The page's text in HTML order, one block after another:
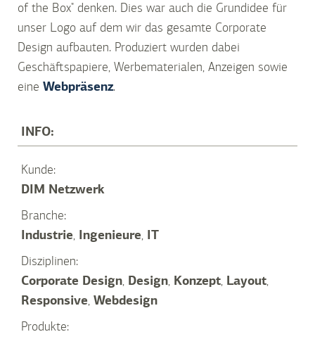
of the Box" denken. Dies war auch die Grundidee für
unser Logo auf dem wir das gesamte Corporate
Design aufbauten. Produziert wurden dabei
Geschäftspapiere, Werbematerialen, Anzeigen sowie
eine Webpräsenz.
INFO:
Kunde:
DIM Netzwerk
Branche:
Industrie, Ingenieure, IT
Disziplinen:
Corporate Design, Design, Konzept, Layout,
Responsive, Webdesign
Produkte: